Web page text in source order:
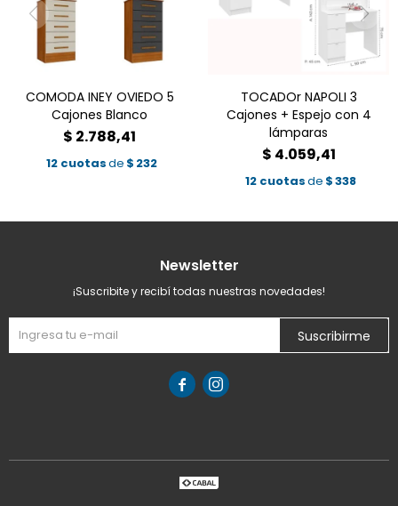
COMODA INEY OVIEDO 5
Cajones Blanco
$ 2.788,41
12 cuotasde $ 232
TOCADOr NAPOLI 3
Cajones + Espejo con 4
lámparas
$ 4.059,41
12 cuotasde $338
Newsletter
¡Suscribite y recibí todas nuestras novedades!
Suscribirme
 